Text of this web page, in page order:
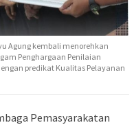
Agung kembali menorehkan
Penghargaan Penilaian
predikat Kualitas Pelayanan
Pemasyarakatan